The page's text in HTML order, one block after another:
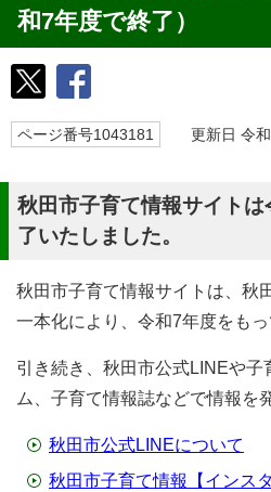
和7年度で終了）
ページ番号1043181 更新日 令和
秋田市子育て情報サイト
了いたしました。
秋田市子育て情報サイトは、秋
一本化により、令和7年度をもっ
引き続き、秋田市公式LINEや子
ム、子育て情報誌などで情報を
秋田市公式LINEについて
秋田市子育て情報【インス